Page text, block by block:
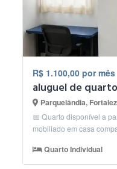
R$ 1.100,00 por mês
aluguel de
Parquelândia,
📅 Quarto disponível a partir do dia
mobiliado em casa
Quarto Individual